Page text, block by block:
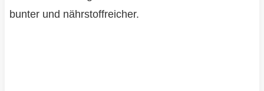
bunter und nährstoffreicher.